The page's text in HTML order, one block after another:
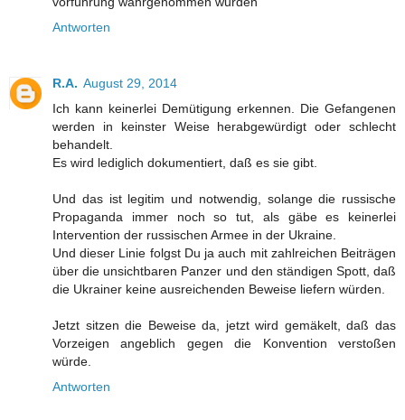
Antworten
R.A. August 29, 2014
Ich kann keinerlei Demütigung erkennen. Die Gefangenen
werden in keinster Weise herabgewürdigt oder schlecht
behandelt.
Es wird lediglich dokumentiert, daß es sie gibt.
Und das ist legitim und notwendig, solange die russische
Propaganda immer noch so tut, als gäbe es keinerlei
Intervention der russischen Armee in der Ukraine.
Und dieser Linie folgst Du ja auch mit zahlreichen Beiträgen
über die unsichtbaren Panzer und den ständigen Spott, daß
die Ukrainer keine ausreichenden Beweise liefern würden.
Jetzt sitzen die Beweise da, jetzt wird gemäkelt, daß das
Vorzeigen angeblich gegen die Konvention verstoßen
würde.
Antworten